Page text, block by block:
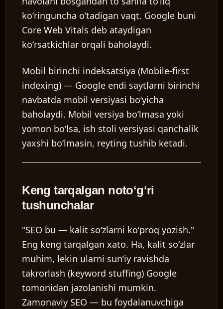
koʻringuncha oʻtadigan vaqt. Google buni
Core Web Vitals deb ataydigan
koʻrsatkichlar orqali baholaydi.
Mobil birinchi indeksatsiya (Mobile-first
indexing) — Google endi saytlarni birinchi
navbatda mobil versiyasi boʻyicha
baholaydi. Mobil versiya boʻlmasa yoki
yomon boʻlsa, ish stoli versiyasi qanchalik
yaxshi boʻlmasin, reyting tushib ketadi.
Keng tarqalgan notoʻgʻri
tushunchalar
"SEO bu — kalit soʻzlarni koʻproq yozish."
Eng keng tarqalgan xato. Ha, kalit soʻzlar
muhim, lekin ularni sunʼiy ravishda
takrorlash (keyword stuffing) Google
tomonidan jazolanishi mumkin.
Zamonaviy SEO — bu foydalanuvchiga